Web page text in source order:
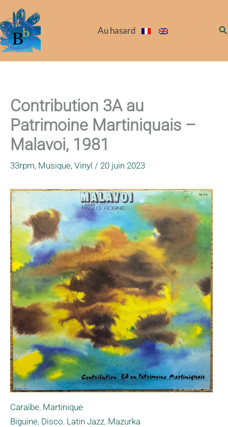
au
contenu
Au hasard
Contribution 3A au
Patrimoine Martiniquais –
Malavoi, 1981
33rpm, Musique, Vinyl / 20 juin 2023
Caraïbe, Martinique
Biguine, Disco, Latin Jazz, Mazurka